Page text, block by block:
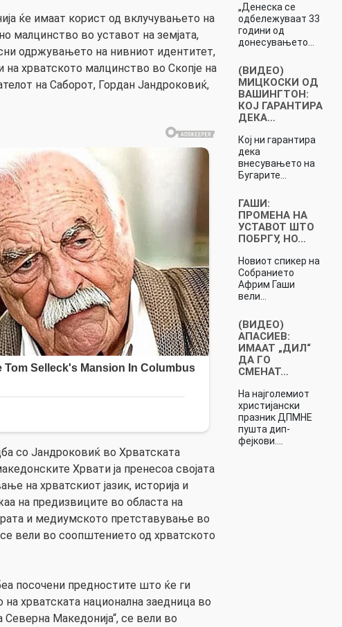
ќе имаат корист од вклучувањето на
малцинство во уставот на земјата,
одржувањето на нивниот идентитет,
на хрватското малцинство во Скопје на
на Саборот, Гордан Јандроковиќ,
со Јандроковиќ во Хрватската
Хрвати ја пренесоа својата
на хрватскиот јазик, историја и
на предизвиците во областа на
и медиумското претставување во
вели во соопштението од хрватското
посочени предностите што ќе ги
хрватската национална заедница во
Македонија“, се вели во
„Денеска се
одбележуваат 33
години од
донесувањето…
(ВИДЕО)
МИЦКОСКИ ОД
ВАШИНГТОН:
КОЈ ГАРАНТИРА
ДЕКА…
Кој ни гарантира
дека
внесувањето на
Бугарите…
ГАШИ:
ПРОМЕНА НА
УСТАВОТ ШТО
ПОБРГУ, НО…
Новиот спикер на
Собранието
Африм Гаши
вели…
(ВИДЕО)
АПАСИЕВ:
ИМААТ „ДИЛ“
ДА ГО
СМЕНАТ…
На најголемиот
христијански
празник ДПМНЕ
пушта дип-
фејкови.…